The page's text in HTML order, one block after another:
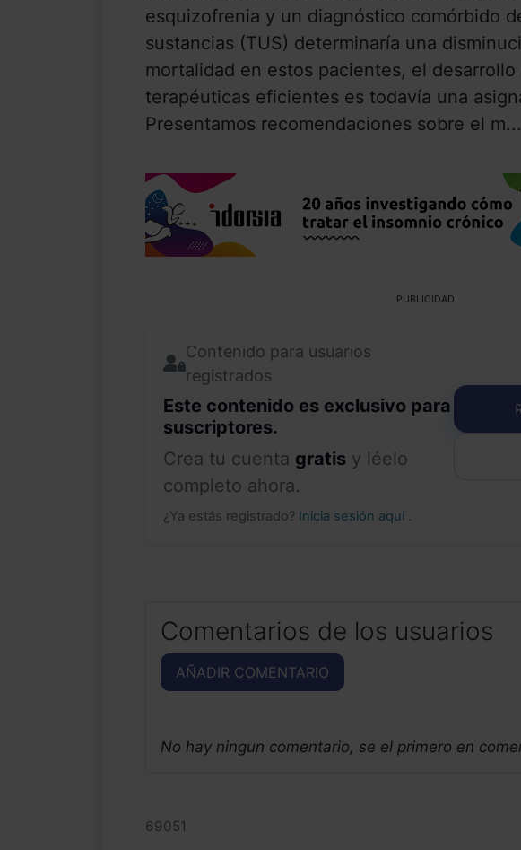
esquizofrenia y un diagnóstico comórbido
sustancias (TUS) determinaría una
mortalidad en estos pacientes, el
terapéuticas eficientes es todavía una
Presentamos recomendaciones sobre el m...
PUBLICIDAD
Contenido para usuarios
registrados
Este contenido es exclusivo para
suscriptores.
Crea tu cuenta gratis y léelo
completo ahora.
¿Ya estás registrado? Inicia sesión aquí .
Comentarios de los usuarios
AÑADIR COMENTARIO
No hay ningun comentario, se el primero en
69051